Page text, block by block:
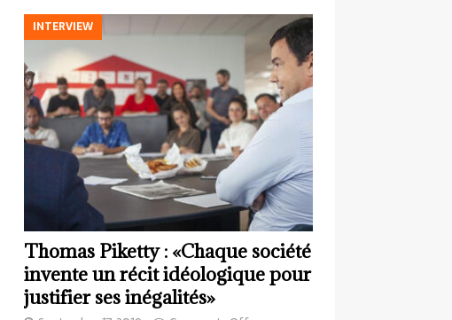
INTERVIEW
Thomas Piketty : «Chaque société
invente un récit idéologique pour
justifier ses inégalités»